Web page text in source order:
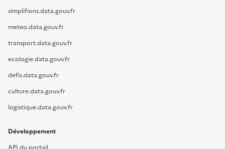
simplifions.data.gouv.fr
meteo.data.gouv.fr
transport.data.gouv.fr
ecologie.data.gouv.fr
defis.data.gouv.fr
culture.data.gouv.fr
logistique.data.gouv.fr
Développement